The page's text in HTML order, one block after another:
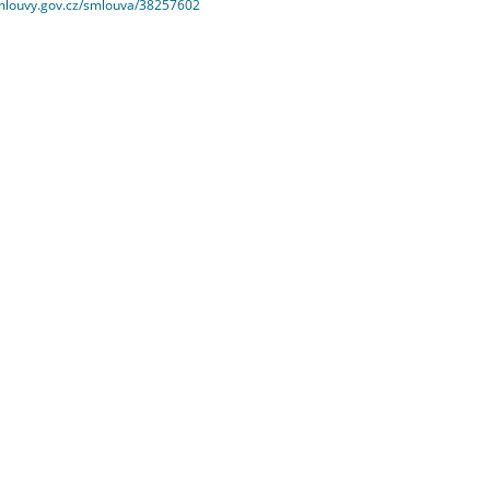
smlouva/38257602